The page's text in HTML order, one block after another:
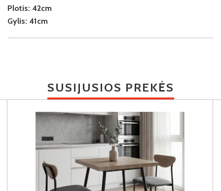
Plotis: 42cm
Gylis: 41cm
SUSIJUSIOS PREKĖS